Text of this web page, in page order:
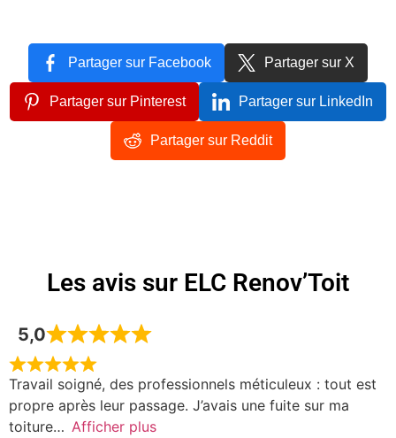
Partager sur Facebook Partager sur X
Partager sur Pinterest Partager sur LinkedIn
Partager sur Reddit
Les avis sur ELC Renov’Toit
5,0
Travail soigné, des professionnels méticuleux : tout est
propre après leur passage. J’avais une fuite sur ma
toiture
Afficher plus